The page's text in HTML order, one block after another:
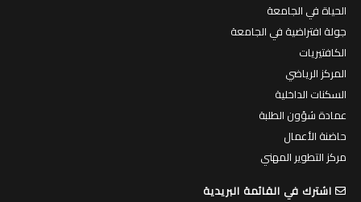
الحياة في الجامعة
جولة افتراضية في الجامعة
الكافتيريات
المركز الرياضي
السكنات الداخلية
عمادة شؤون الطلبة
حاضنة الأعمال
مركز التطوير المهني
اشترك في القائمة البريدية